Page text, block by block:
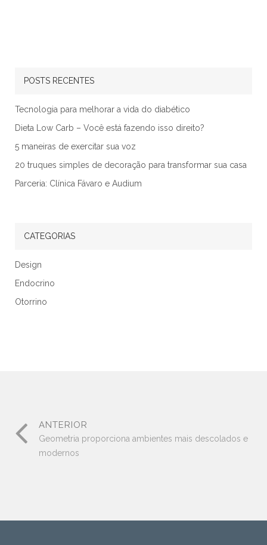
POSTS RECENTES
Tecnologia para melhorar a vida do diabético
Dieta Low Carb – Você está fazendo isso direito?
5 maneiras de exercitar sua voz
20 truques simples de decoração para transformar sua casa
Parceria: Clínica Fávaro e Audium
CATEGORIAS
Design
Endocrino
Otorrino
ANTERIOR
Geometria proporciona ambientes mais descolados e
modernos